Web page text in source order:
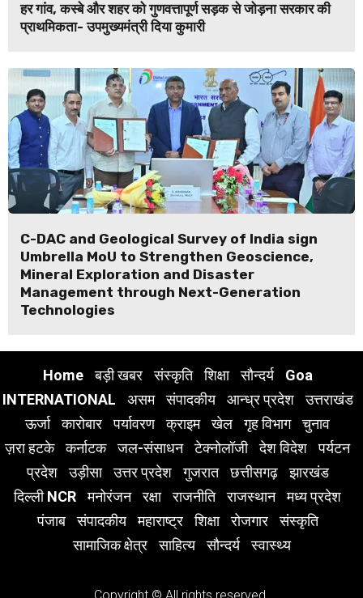
हर गांव, कस्बे और शहर को गुणवत्तापूर्ण सड़क से जोड़ना सरकार की
प्राथमिकता- उपमुख्यमंत्री दिया कुमारी
C-DAC and Geological Survey of India sign
Umbrella MoU to Strengthen Geoscience,
Mineral Exploration and Disaster
Management through Next-Generation
Technologies
Home बड़ी खबर संस्कृति शिक्षा सौन्दर्य
Goa
INTERNATIONAL
असम संपादकीय आन्ध्र प्रदेश
उत्तराखंड
ऊर्जा
कारोबार पर्यावरण क्राइम खेल गृह विभाग
चुनाव
ज़रा हटके
कर्नाटक जल-संसाधन टेक्नोलॉजी देश विदेश
पर्यटन
प्रदेश
उड़ीसा उत्तर प्रदेश गुजरात छत्तीसगढ़
झारखंड
दिल्ली NCR
मनोरंजन रक्षा राजनीति राजस्थान
मध्य प्रदेश
पंजाब
संपादकीय महाराष्ट्र शिक्षा रोजगार
संस्कृति
सामाजिक क्षेत्र
साहित्य सौन्दर्य स्वास्थ्य